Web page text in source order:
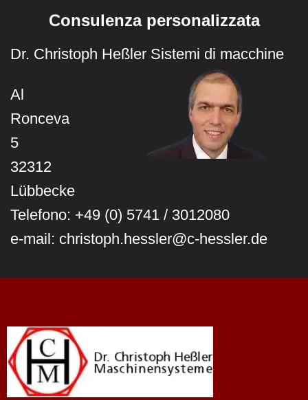
Consulenza personalizzata
Dr. Christoph Heßler Sistemi di macchine
Al
Ronceva
5
32312
Lübbecke
Telefono: +49 (0) 5741 / 3012080
e-mail: christoph.hessler@c-hessler.de